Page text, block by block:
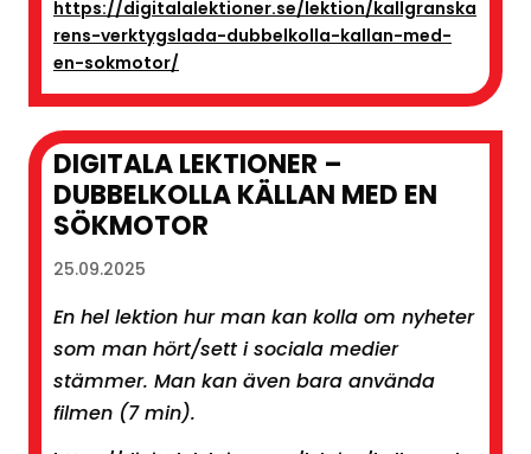
https://digitalalektioner.se/lektion/kallgranska
rens-verktygslada-dubbelkolla-kallan-med-
en-sokmotor/
DIGITALA LEKTIONER –
DUBBELKOLLA KÄLLAN MED EN
SÖKMOTOR
25.09.2025
En hel lektion hur man kan kolla om nyheter
som man hört/sett i sociala medier
stämmer. Man kan även bara använda
filmen (7 min).